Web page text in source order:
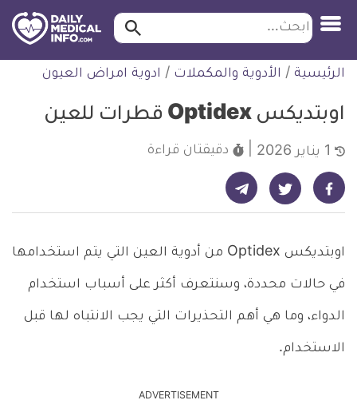
التخطي
للمحتوى
طبية
ابحث ابحث…
الرئيسية / الأدوية والمكملات / ادوية امراض العيون
اوبتديكس Optidex قطرات للعين
دقيقتان قراءة
شارك على فيسبوك - ديلي ميديكال انفو شارك على تويتر - ديلي ميديكال انفو شارك على تيليجرام - ديلي ميديكال انفو
اوبتديكس Optidex من أدوية العين التي يتم استخدامها
في حالات محددة، وسنتعرف أكثر على أسباب استخدام
الدواء، وما هي أهم التحذيرات التي يجب الانتباه لها قبل
الاستخدام.
ADVERTISEMENT